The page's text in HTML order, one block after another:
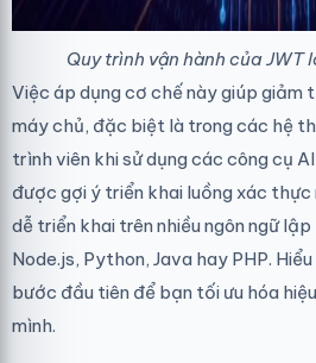
Quy trình vận hành của JWT
Việc áp dụng cơ chế này giúp giảm
máy chủ, đặc biệt là trong các hệ
trình viên khi sử dụng các công cụ
được gợi ý triển khai luồng xác
dễ triển khai trên nhiều ngôn ngữ
Node.js, Python, Java hay PHP. Hiểu
bước đầu tiên để bạn tối ưu hóa
mình.